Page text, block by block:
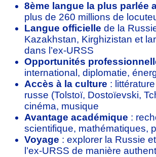
8ème langue la plus parlée
plus de 260 millions de
Langue officielle de la
Kazakhstan, Kirghizistan et
dans l’ex-URSS
Opportunités
international, diplomatie,
Accès à la culture :
russe (Tolstoï, Dostoïevski,
cinéma, musique
Avantage académique :
scientifique, mathématiques,
Voyage : explorer la Russie
l’ex-URSS de manière